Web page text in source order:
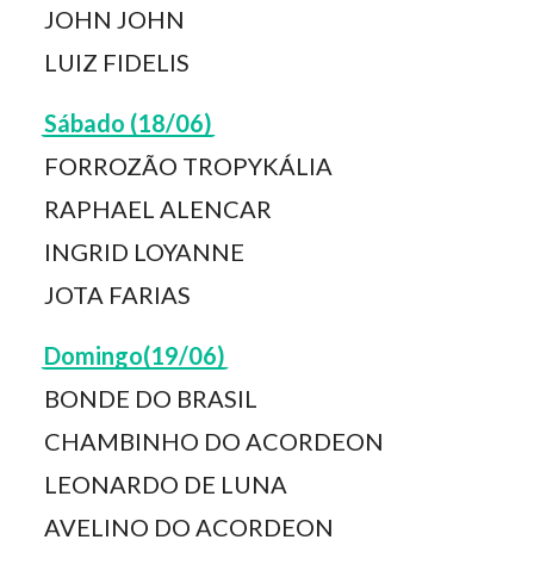
JOHN JOHN
LUIZ FIDELIS
Sábado (18/06)
FORROZÃO TROPYKÁLIA
RAPHAEL ALENCAR
INGRID LOYANNE
JOTA FARIAS
Domingo(19/06)
BONDE DO BRASIL
CHAMBINHO DO ACORDEON
LEONARDO DE LUNA
AVELINO DO ACORDEON